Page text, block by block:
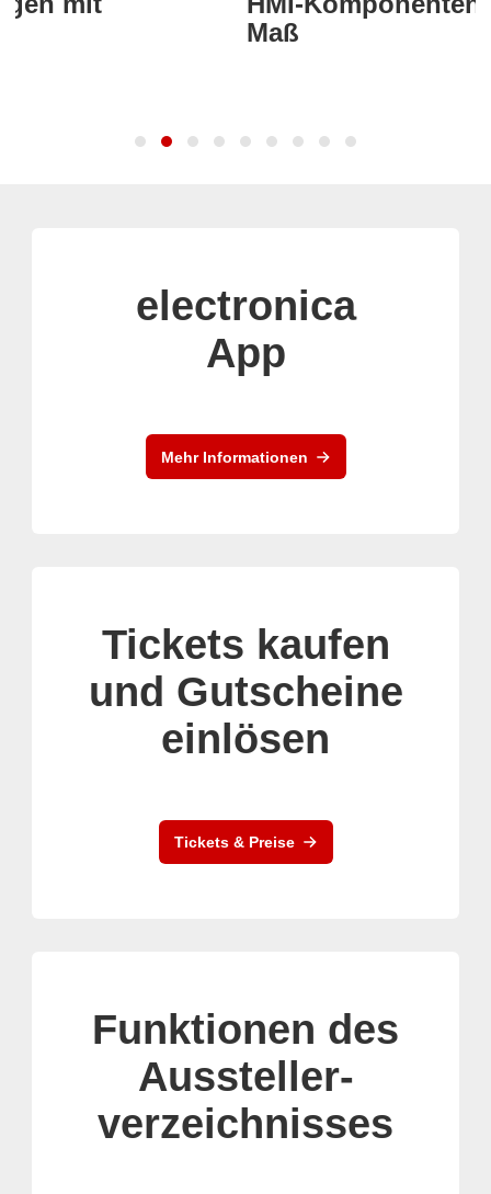
electronica
App
Mehr Informationen
Tickets kaufen
und Gutscheine
einlösen
Tickets & Preise
Funktionen des
Aussteller-
verzeichnisses